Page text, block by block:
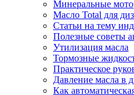
Минеральные
Масло Total для
Статьи на тему
Полезные советы
Утилизация масла
Тормозные
Практическое
Давление масла в
Как